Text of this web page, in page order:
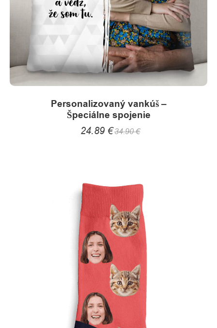
Personalizovaný vankúš –
Špeciálne spojenie
24.89 €34.90€